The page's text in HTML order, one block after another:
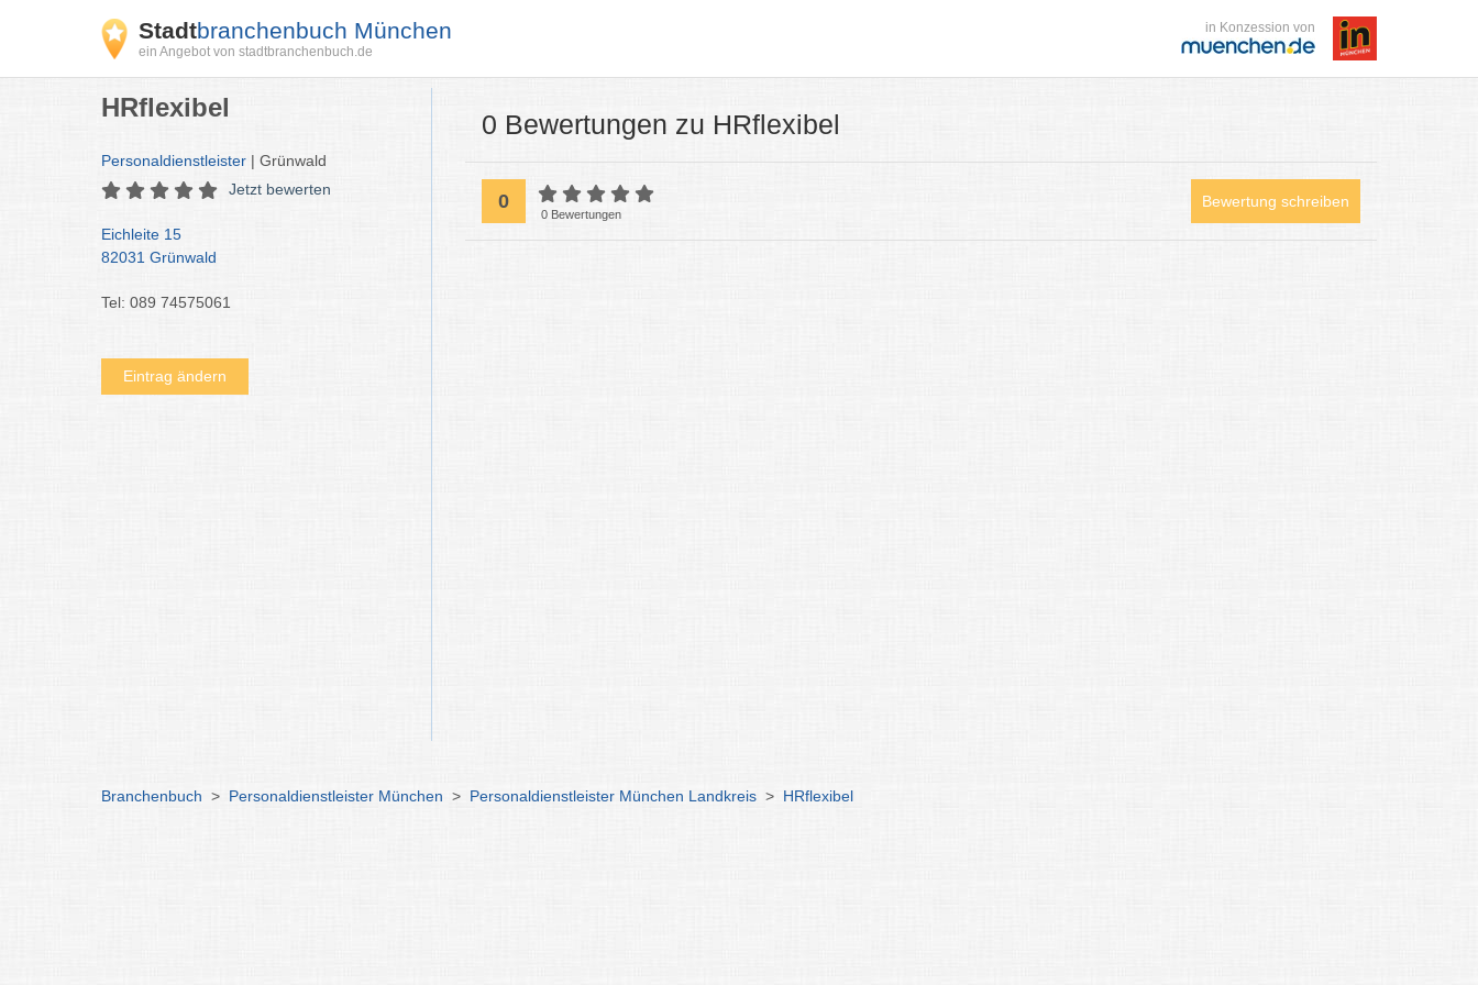
Stadtbranchenbuch München
ein Angebot von stadtbranchenbuch.de
in Konzession von
HRflexibel
Personaldienstleister | Grünwald
Jetzt bewerten
Eichleite 15
82031 Grünwald
Tel: 089 74575061
Eintrag ändern
0 Bewertungen zu HRflexibel
0
0 Bewertungen
Bewertung schreiben
Branchenbuch > Personaldienstleister München > Personaldienstleister München Landkreis > HRflexibel